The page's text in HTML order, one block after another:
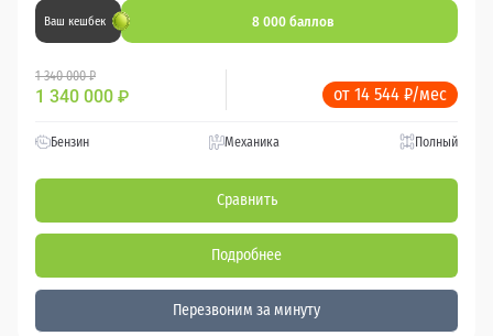
Ваш кешбек 8 000 баллов
1 340 000 ₽
1 340 000 ₽ от 14 544 ₽/мес
Бензин Механика Полный
Сравнить
Подробнее
Перезвоним за минуту